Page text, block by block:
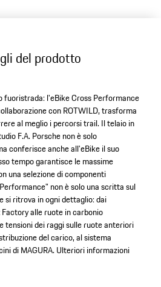
del prodotto
l'eBike Cross Performance
con ROTWILD, trasforma
al meglio i percorsi trail. Il telaio in
F.A. Porsche non è solo
conferisce anche all'eBike il suo
tempo garantisce le massime
una selezione di componenti
non è solo una scritta sul
si ritrova in ogni dettaglio: dai
alle ruote in carbonio
tensioni dei raggi sulle ruote anteriori
del carico, al sistema
di MAGURA. Ulteriori informazioni